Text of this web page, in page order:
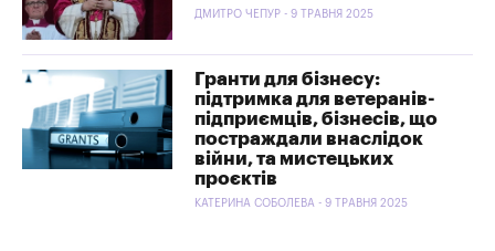
ДМИТРО ЧЕПУР - 9 ТРАВНЯ 2025
Гранти для бізнесу:
підтримка для ветеранів-
підприємців, бізнесів, що
постраждали внаслідок
війни, та мистецьких
проєктів
КАТЕРИНА СОБОЛЕВА - 9 ТРАВНЯ 2025